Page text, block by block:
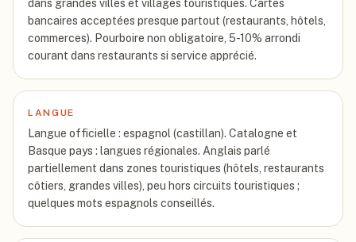
dans grandes villes et villages touristiques. Cartes
bancaires acceptées presque partout (restaurants, hôtels,
commerces). Pourboire non obligatoire, 5-10% arrondi
courant dans restaurants si service apprécié.
LANGUE
Langue officielle : espagnol (castillan). Catalogne et
Basque pays : langues régionales. Anglais parlé
partiellement dans zones touristiques (hôtels, restaurants
côtiers, grandes villes), peu hors circuits touristiques ;
quelques mots espagnols conseillés.